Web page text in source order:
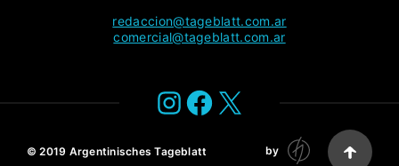
redaccion@tageblatt.com.ar
comercial@tageblatt.com.ar
Instagram
Facebook
X
© 2019 Argentinisches Tageblatt by